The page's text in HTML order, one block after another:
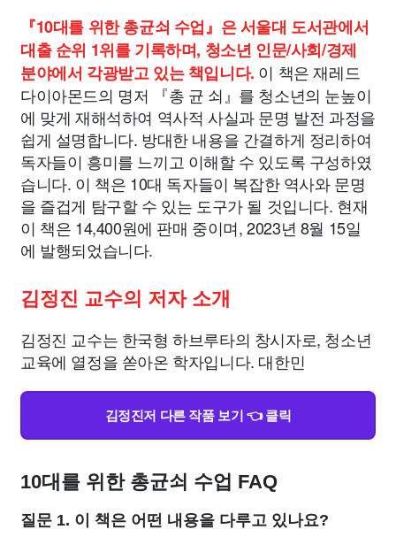
『10대를 위한 총균쇠 수업』은 서울대 도서관에서
대출 순위 1위를 기록하며, 청소년 인문/사회/경제
분야에서 각광받고 있는 책입니다. 이 책은 재레드
다이아몬드의 명저 『총 균 쇠』를 청소년의 눈높이
에 맞게 재해석하여 역사적 사실과 문명 발전 과정을
쉽게 설명합니다. 방대한 내용을 간결하게 정리하여
독자들이 흥미를 느끼고 이해할 수 있도록 구성하였
습니다. 이 책은 10대 독자들이 복잡한 역사와 문명
을 즐겁게 탐구할 수 있는 도구가 될 것입니다. 현재
이 책은 14,400원에 판매 중이며, 2023년 8월 15일
에 발행되었습니다.
김정진 교수의 저자 소개
김정진 교수는 한국형 하브루타의 창시자로, 청소년
교육에 열정을 쏟아온 학자입니다. 대한민
김정진저 다른 작품 보기 👈 클릭
10대를 위한 총균쇠 수업 FAQ
질문 1. 이 책은 어떤 내용을 다루고 있나요?